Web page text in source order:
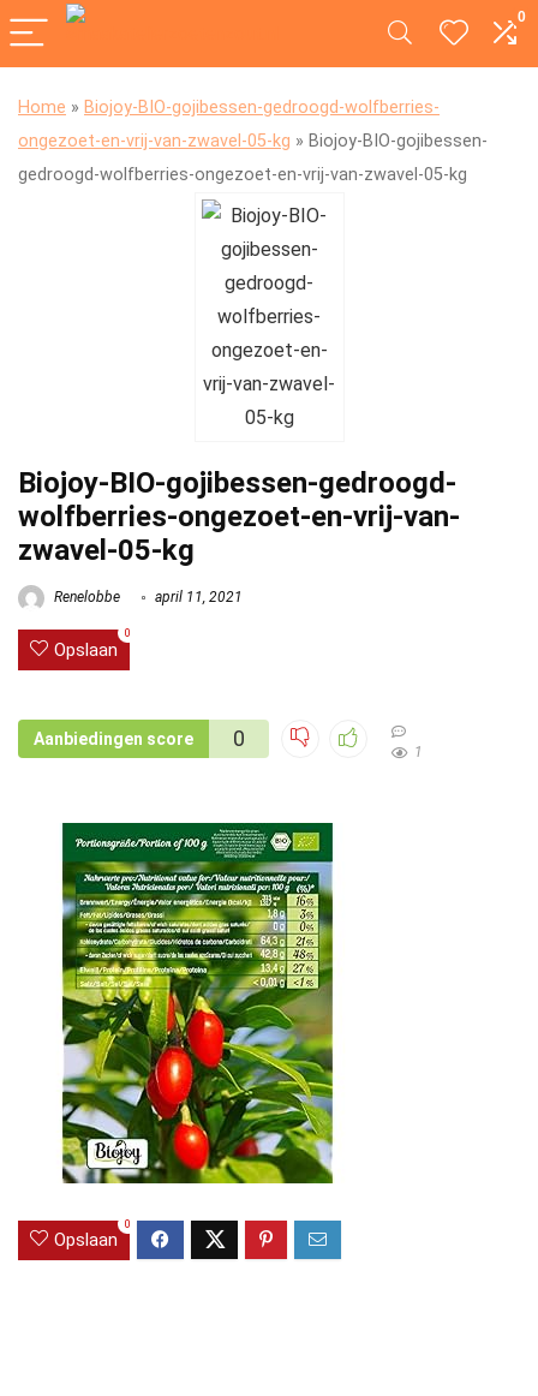
0
Home » Biojoy-BIO-gojibessen-gedroogd-wolfberries-
ongezoet-en-vrij-van-zwavel-05-kg » Biojoy-BIO-gojibessen-
gedroogd-wolfberries-ongezoet-en-vrij-van-zwavel-05-kg
Biojoy-BIO-gojibessen-gedroogd-
wolfberries-ongezoet-en-vrij-van-
zwavel-05-kg
Renelobbe april 11, 2021
Opslaan
0
Aanbiedingen score 0
1
Opslaan
0